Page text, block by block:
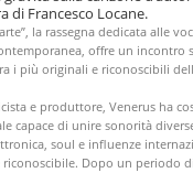
di Francesco Locane.
la rassegna dedicata alle
offre un incontro
i più originali e riconoscibili
e produttore, Venerus ha
capace di unire sonorità
soul e influenze
Dopo un periodo